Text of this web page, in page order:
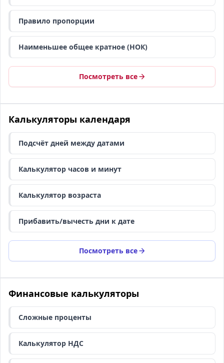
Правило пропорции
Наименьшее общее кратное (НОК)
Посмотреть все
Калькуляторы календаря
Подсчёт дней между датами
Калькулятор часов и минут
Калькулятор возраста
Прибавить/вычесть дни к дате
Посмотреть все
Финансовые калькуляторы
Сложные проценты
Калькулятор НДС